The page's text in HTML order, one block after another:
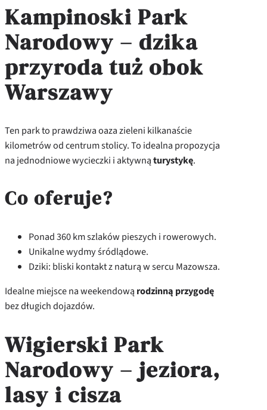
Kampinoski Park
Narodowy – dzika
przyroda tuż obok
Warszawy
Ten park to prawdziwa oaza zieleni kilkanaście
kilometrów od centrum stolicy. To idealna propozycja
na jednodniowe wycieczki i aktywnąturystykę.
Co oferuje?
Ponad 360 km szlaków pieszych i rowerowych.
Unikalne wydmy śródlądowe.
Dziki: bliski kontakt z naturą w sercu Mazowsza.
Idealne miejsce na weekendową rodzinną przygodę
bez długich dojazdów.
Wigierski Park
Narodowy – jeziora,
lasy i cisza